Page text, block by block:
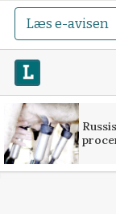
Læs e-avisen